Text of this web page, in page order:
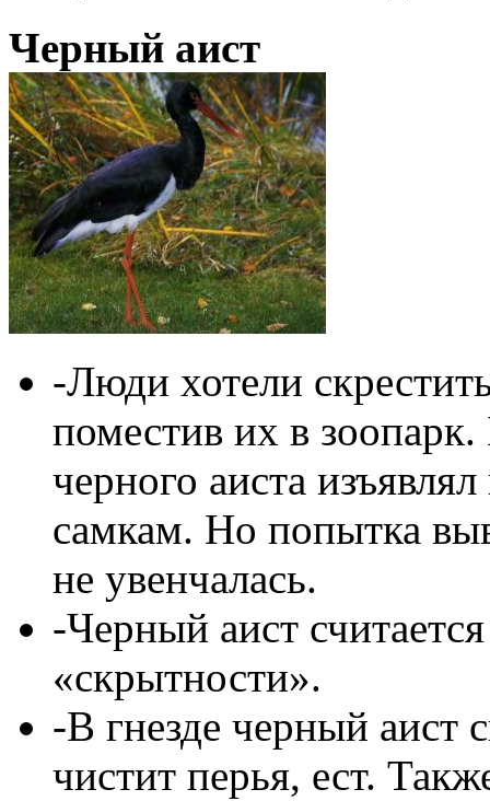
Черный аист
-Люди хотели
поместив их в
черного аиста
самкам. Но попытка
не увенчалась.
-Черный аист
«скрытности».
-В гнезде черный аист
чистит перья, ест.